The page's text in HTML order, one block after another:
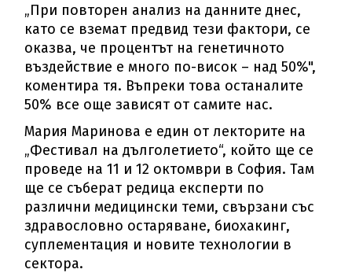
„При повторен анализ на данните днес,
като се вземат предвид тези фактори, се
оказва, че процентът на генетичното
въздействие е много по-висок – над 50%",
коментира тя. Въпреки това останалите
50% все още зависят от самите нас.
Мария Маринова е един от лекторите на
„Фестивал на дълголетието“, който ще се
проведе на 11 и 12 октомври в София. Там
ще се съберат редица експерти по
различни медицински теми, свързани със
здравословно остаряване, биохакинг,
суплементация и новите технологии в
сектора.